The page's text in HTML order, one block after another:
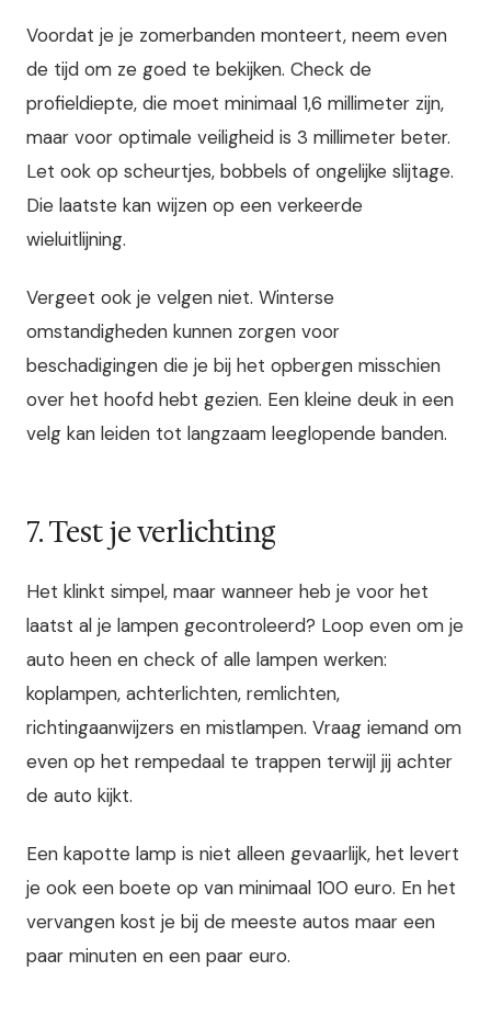
Voordat je je zomerbanden monteert, neem even
de tijd om ze goed te bekijken. Check de
profieldiepte, die moet minimaal 1,6 millimeter zijn,
maar voor optimale veiligheid is 3 millimeter beter.
Let ook op scheurtjes, bobbels of ongelijke slijtage.
Die laatste kan wijzen op een verkeerde
wieluitlijning.
Vergeet ook je velgen niet. Winterse
omstandigheden kunnen zorgen voor
beschadigingen die je bij het opbergen misschien
over het hoofd hebt gezien. Een kleine deuk in een
velg kan leiden tot langzaam leeglopende banden.
7. Test je verlichting
Het klinkt simpel, maar wanneer heb je voor het
laatst al je lampen gecontroleerd? Loop even om je
auto heen en check of alle lampen werken:
koplampen, achterlichten, remlichten,
richtingaanwijzers en mistlampen. Vraag iemand om
even op het rempedaal te trappen terwijl jij achter
de auto kijkt.
Een kapotte lamp is niet alleen gevaarlijk, het levert
je ook een boete op van minimaal 100 euro. En het
vervangen kost je bij de meeste autos maar een
paar minuten en een paar euro.